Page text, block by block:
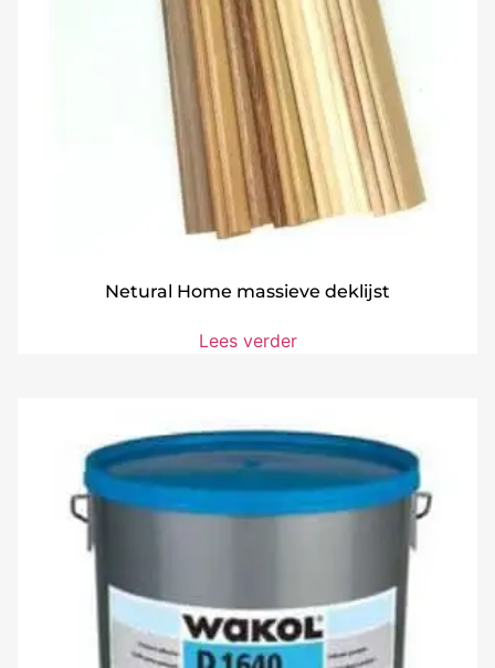
Netural Home massieve deklijst
Lees verder